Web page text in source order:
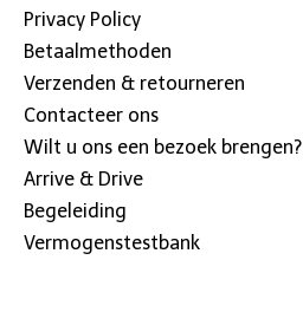
Privacy Policy
Betaalmethoden
Verzenden & retourneren
Contacteer ons
Wilt u ons een bezoek brengen?
Arrive & Drive
Begeleiding
Vermogenstestbank